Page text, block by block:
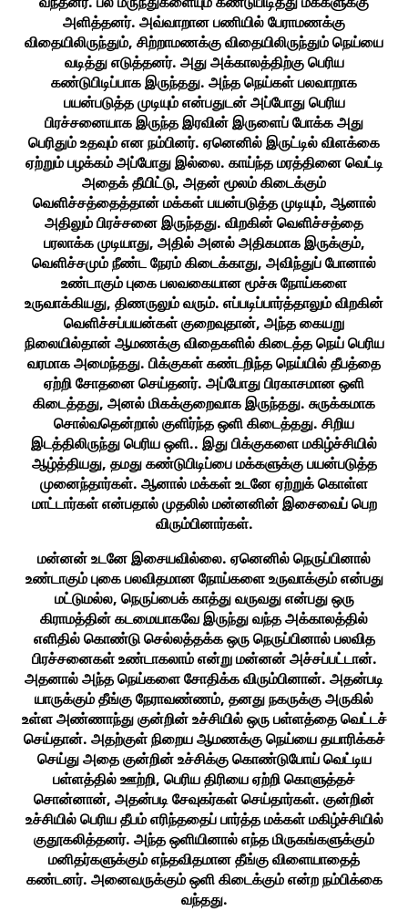
அளித்தனர். அவ்வாறான பணியில் பேராமணக்கு
விதையிலிருந்தும், சிற்றாமணக்கு விதையிலிருந்தும் நெய்யை
வடித்து எடுத்தனர். அது அக்காலத்திற்கு பெரிய
கண்டுபிடிப்பாக இருந்தது. அந்த நெய்கள் பலவாறாக
பயன்படுத்த முடியும் என்பதுடன் அப்போது பெரிய
பிரச்சனையாக இருந்த இரவின் இருளைப் போக்க அது
பெரிதும் உதவும் என நம்பினர். ஏனெனில் இருட்டில் விளக்கை
ஏற்றும் பழக்கம் அப்போது இல்லை. காய்ந்த மரத்தினை வெட்டி
அதைக் தீயிட்டு, அதன் மூலம் கிடைக்கும்
வெளிச்சத்தைத்தான் மக்கள் பயன்படுத்த முடியும், ஆனால்
அதிலும் பிரச்சனை இருந்தது. விறகின் வெளிச்சத்தை
பரலாக்க முடியாது, அதில் அனல் அதிகமாக இருக்கும்,
வெளிச்சமும் நீண்ட நேரம் கிடைக்காது, அவிந்துப் போனால்
உண்டாகும் புகை பலவகையான மூச்சு நோய்களை
உருவாக்கியது, திணருலும் வரும். எப்படிப்பார்த்தாலும் விறகின்
வெளிச்சப்பயன்கள் குறைவுதான், அந்த கையறு
நிலையில்தான் ஆமணக்கு விதைகளில் கிடைத்த நெய் பெரிய
வரமாக அமைந்தது. பிக்குகள் கண்டறிந்த நெய்யில் தீபத்தை
ஏற்றி சோதனை செய்தனர். அப்போது பிரகாசமான ஒளி
கிடைத்தது, அனல் மிகக்குறைவாக இருந்தது. சுருக்கமாக
சொல்வதென்றால் குளிர்ந்த ஒளி கிடைத்தது. சிறிய
இடத்திலிருந்து பெரிய ஒளி.. இது பிக்குகளை மகிழ்ச்சியில்
ஆழ்த்தியது, தமது கண்டுபிடிப்பை மக்களுக்கு பயன்படுத்த
முனைந்தார்கள். ஆனால் மக்கள் உடனே ஏற்றுக் கொள்ள
மாட்டார்கள் என்பதால் முதலில் மன்னனின் இசைவைப் பெற
விரும்பினார்கள்.
மன்னன் உடனே இசையவில்லை. ஏனெனில் நெருப்பினால்
உண்டாகும் புகை பலவிதமான நோய்களை உருவாக்கும் என்பது
மட்டுமல்ல, நெருப்பைக் காத்து வருவது என்பது ஒரு
கிராமத்தின் கடமையாகவே இருந்து வந்த அக்காலத்தில்
எளிதில் கொண்டு செல்லத்தக்க ஒரு நெருப்பினால் பலவித
பிரச்சனைகள் உண்டாகலாம் என்று மன்னன் அச்சப்பட்டான்.
அதனால் அந்த நெய்களை சோதிக்க விரும்பினான். அதன்படி
யாருக்கும் தீங்கு நேராவண்ணம், தனது நகருக்கு அருகில்
உள்ள அண்ணாந்து குன்றின் உச்சியில் ஒரு பள்ளத்தை வெட்டச்
செய்தான். அதற்குள் நிறைய ஆமணக்கு நெய்யை தயாரிக்கச்
செய்து அதை குன்றின் உச்சிக்கு கொண்டுபோய் வெட்டிய
பள்ளத்தில் ஊற்றி, பெரிய திரியை ஏற்றி கொளுத்தச்
சொன்னான், அதன்படி சேவுகர்கள் செய்தார்கள். குன்றின்
உச்சியில் பெரிய தீபம் எரிந்ததைப் பார்த்த மக்கள் மகிழ்ச்சியில்
குதூகலித்தனர். அந்த ஒளியினால் எந்த மிருகங்களுக்கும்
மனிதர்களுக்கும் எந்தவிதமான தீங்கு விளையாதைத்
கண்டனர். அனைவருக்கும் ஒளி கிடைக்கும் என்ற நம்பிக்கை
வந்தது.